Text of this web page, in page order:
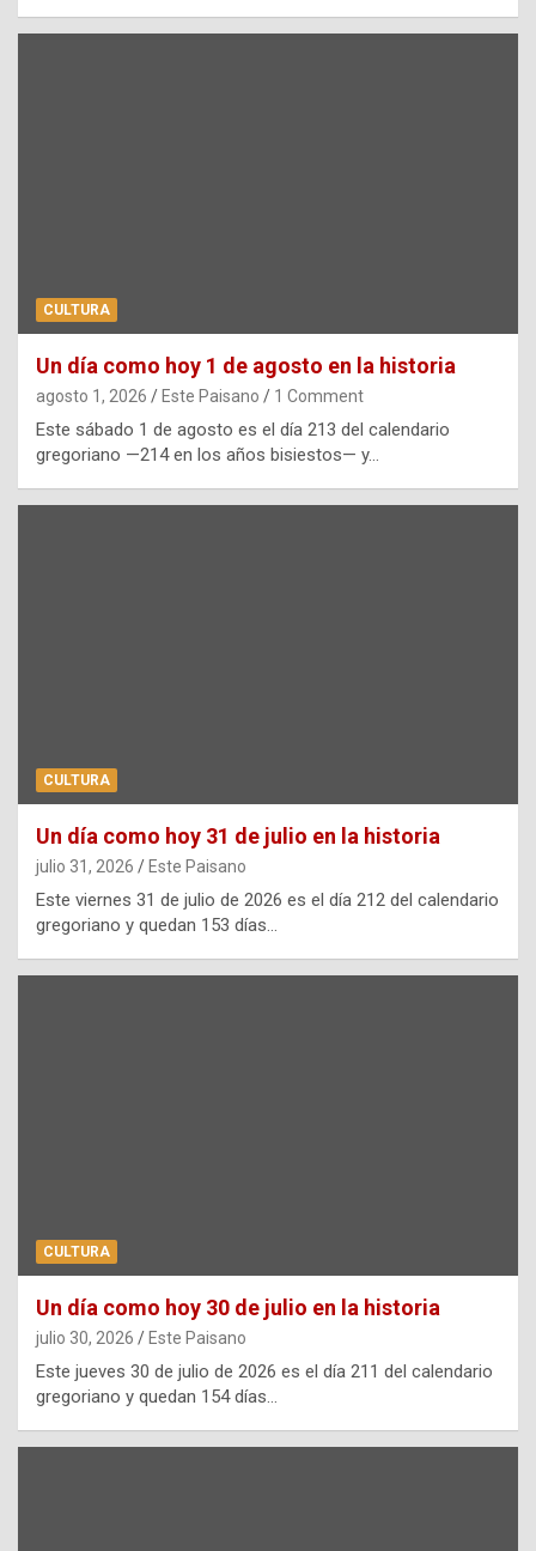
CULTURA
Un día como hoy 1 de agosto en la historia
agosto 1, 2026 Este Paisano 1 Comment
Este sábado 1 de agosto es el día 213 del calendario
gregoriano —214 en los años bisiestos— y…
CULTURA
Un día como hoy 31 de julio en la historia
julio 31, 2026 Este Paisano
Este viernes 31 de julio de 2026 es el día 212 del calendario
gregoriano y quedan 153 días…
CULTURA
Un día como hoy 30 de julio en la historia
julio 30, 2026 Este Paisano
Este jueves 30 de julio de 2026 es el día 211 del calendario
gregoriano y quedan 154 días…